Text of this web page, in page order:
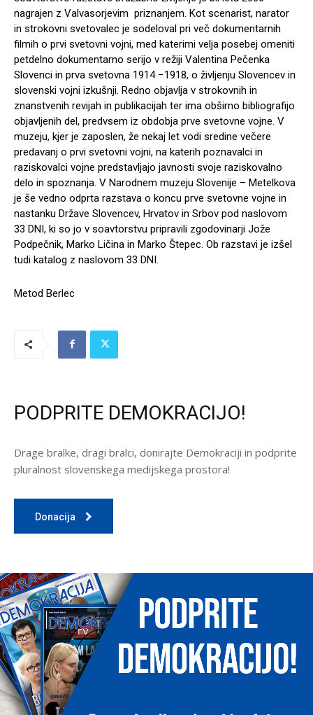
nagrajen z Valvasorjevim priznanjem. Kot scenarist, narator
in strokovni svetovalec je sodeloval pri več dokumentarnih
filmih o prvi svetovni vojni, med katerimi velja posebej omeniti
petdelno dokumentarno serijo v režiji Valentina Pečenka
Slovenci in prva svetovna 1914 −1918, o življenju Slovencev in
slovenski vojni izkušnji. Redno objavlja v strokovnih in
znanstvenih revijah in publikacijah ter ima obširno bibliografijo
objavljenih del, predvsem iz obdobja prve svetovne vojne. V
muzeju, kjer je zaposlen, že nekaj let vodi sredine večere
predavanj o prvi svetovni vojni, na katerih poznavalci in
raziskovalci vojne predstavljajo javnosti svoje raziskovalno
delo in spoznanja. V Narodnem muzeju Slovenije – Metelkova
je še vedno odprta razstava o koncu prve svetovne vojne in
nastanku Države Slovencev, Hrvatov in Srbov pod naslovom
33 DNI, ki so jo v soavtorstvu pripravili zgodovinarji Jože
Podpečnik, Marko Ličina in Marko Štepec. Ob razstavi je izšel
tudi katalog z naslovom 33 DNI.
Metod Berlec
PODPRITE DEMOKRACIJO!
Drage bralke, dragi bralci, donirajte Demokraciji in podprite
pluralnost slovenskega medijskega prostora!
Donacija